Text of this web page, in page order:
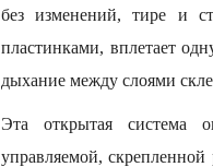
без изменений, тире и
пластинками, вплетает
дыхание между слоями
Эта открытая система
управляемой,